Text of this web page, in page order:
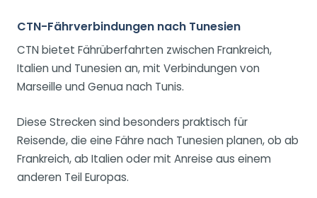
CTN-Fährverbindungen nach Tunesien
CTN bietet Fährüberfahrten zwischen Frankreich,
Italien und Tunesien an, mit Verbindungen von
Marseille und Genua nach Tunis.
Diese Strecken sind besonders praktisch für
Reisende, die eine Fähre nach Tunesien planen, ob ab
Frankreich, ab Italien oder mit Anreise aus einem
anderen Teil Europas.